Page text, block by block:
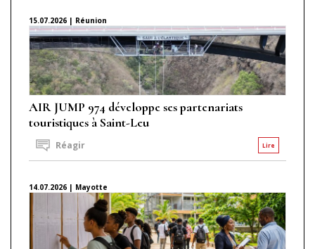
15.07.2026 | Réunion
AIR JUMP 974 développe ses partenariats
touristiques à Saint-Leu
Lire
Réagir
14.07.2026 | Mayotte